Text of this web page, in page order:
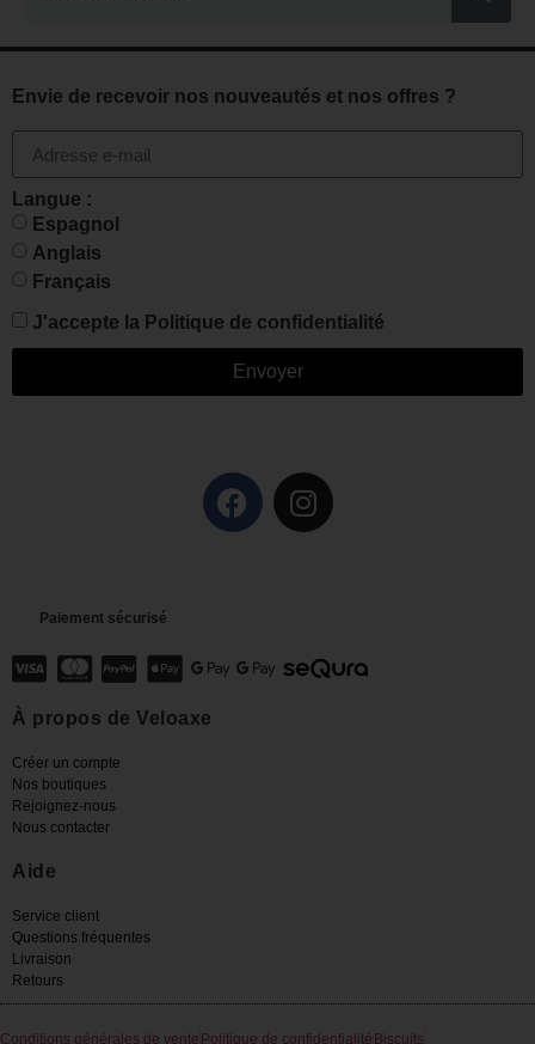
Envie de recevoir nos nouveautés et nos offres ?
Langue :
Espagnol
Anglais
Français
J'accepte la Politique de confidentialité
Envoyer
Paiement sécurisé
À propos de Veloaxe
Créer un compte
Nos boutiques
Rejoignez-nous
Nous contacter
Aide
Service client
Questions fréquentes
Livraison
Retours
Conditions générales de vente Politique de confidentialité Biscuits